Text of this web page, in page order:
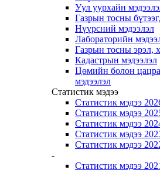
Уул уурхайн
Газрын тосны
Нүүрсний мэдээлэл
Лабораторийн
Газрын тосны эрэл,
Кадастрын мэдээлэл
Цөмийн болон
мэдээлэл
Статистик мэдээ
Статистик мэдээ
Статистик мэдээ
Статистик мэдээ
Статистик мэдээ
Статистик мэдээ
-
Статистик мэдээ